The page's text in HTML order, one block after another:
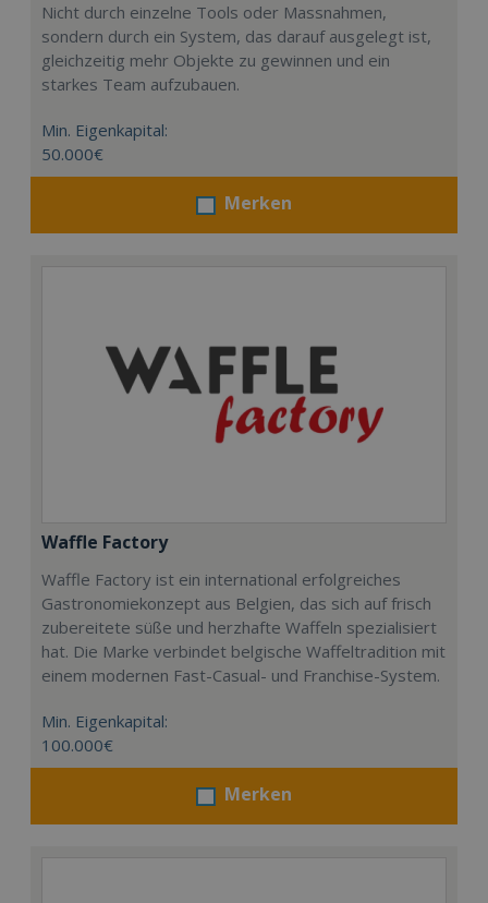
Nicht durch einzelne Tools oder Massnahmen,
sondern durch ein System, das darauf ausgelegt ist,
gleichzeitig mehr Objekte zu gewinnen und ein
starkes Team aufzubauen.
Min. Eigenkapital:
50.000€
Merken
Waffle Factory
Waffle Factory ist ein international erfolgreiches
Gastronomiekonzept aus Belgien, das sich auf frisch
zubereitete süße und herzhafte Waffeln spezialisiert
hat. Die Marke verbindet belgische Waffeltradition mit
einem modernen Fast-Casual- und Franchise-System.
Min. Eigenkapital:
100.000€
Merken